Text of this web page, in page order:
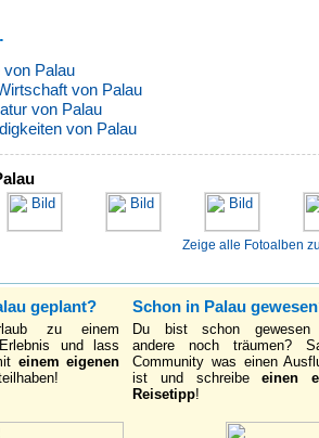
Palau
von Palau
von Palau
von Palau
Zeige alle Fotoalben
geplant?
zu einem
und lass
einem eigenen
Schon in Palau
Du bist schon gewesen
andere noch träumen?
Community was einen
ist und schreibeeinen
Reisetipp!